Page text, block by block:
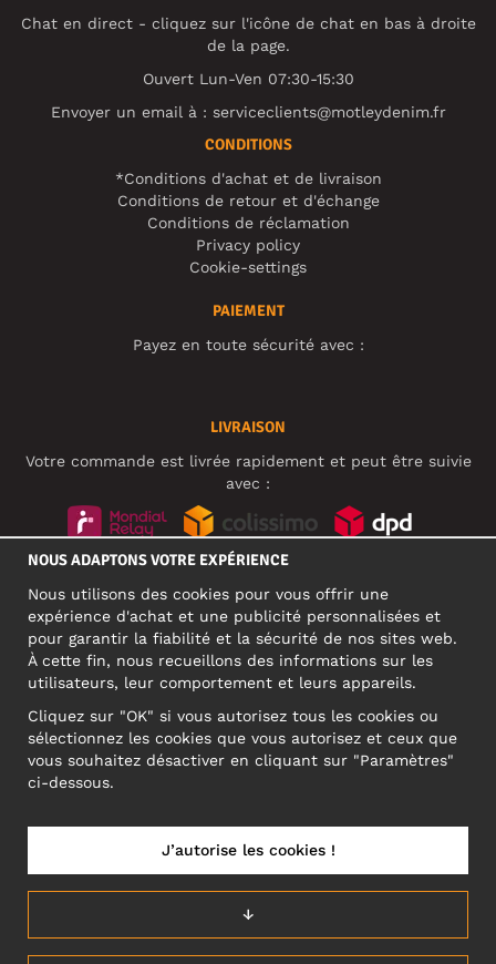
Chat en direct - cliquez sur l'icône de chat en bas à droite
de la page.
Ouvert Lun-Ven 07:30-15:30
Envoyer un email à : serviceclients@motleydenim.fr
CONDITIONS
*Conditions d'achat et de livraison
Conditions de retour et d'échange
Conditions de réclamation
Privacy policy
Cookie-settings
PAIEMENT
Payez en toute sécurité avec :
LIVRAISON
Votre commande est livrée rapidement et peut être suivie
avec :
ADRESSE PROFESSIONNELLE
Narva mnt 5, EE-10117 Tallinn
Reg: 12356245
ATTENTION ! N'envoyez pas les retours de produits à cette
FRANCE/FRANÇAIS (FR)
NOUS ADAPTONS VOTRE EXPÉRIENCE
Nous utilisons des cookies pour vous offrir une
expérience d'achat et une publicité personnalisées et
pour garantir la fiabilité et la sécurité de nos sites web.
À cette fin, nous recueillons des informations sur les
utilisateurs, leur comportement et leurs appareils.
Cliquez sur "OK" si vous autorisez tous les cookies ou
sélectionnez les cookies que vous autorisez et ceux que
vous souhaitez désactiver en cliquant sur "Paramètres"
ci-dessous.
↓
J’autorise les cookies !